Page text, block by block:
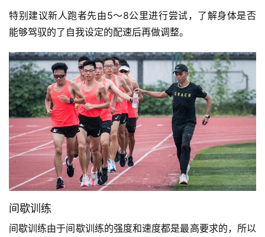
特别建议新人跑者先由5～8公里进行尝试，了解身体是否
能够驾驭的了自我设定的配速后再做调整。
间歇训练
间歇训练由于间歇训练的强度和速度都是最高要求的，所以